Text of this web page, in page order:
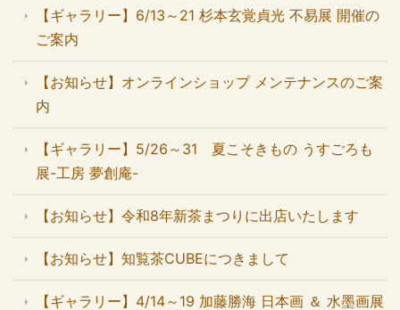
【ギャラリー】6/13～21 杉本玄覚貞光 不易展 開催の
ご案内
【お知らせ】オンラインショップ メンテナンスのご案
内
【ギャラリー】5/26～31 夏こそきもの うすごろも
展-工房 夢創庵-
【お知らせ】令和8年新茶まつりに出店いたします
【お知らせ】知覧茶CUBEにつきまして
【ギャラリー】4/14～19 加藤勝海 日本画 ＆ 水墨画展